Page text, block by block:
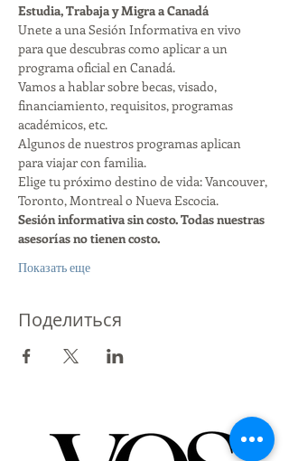
Estudia, Trabaja y Migra a Canadá
Unete a una Sesión Informativa en vivo
para que descubras como aplicar a un
programa oficial en Canadá.
Vamos a hablar sobre becas, visado,
financiamiento, requisitos, programas
académicos, etc.
Algunos de nuestros programas aplican
para viajar con familia.
Elige tu próximo destino de vida: Vancouver,
Toronto, Montreal o Nueva Escocia.
Sesión informativa sin costo. Todas nuestras
asesorías no tienen costo.
Показать еще
Поделиться